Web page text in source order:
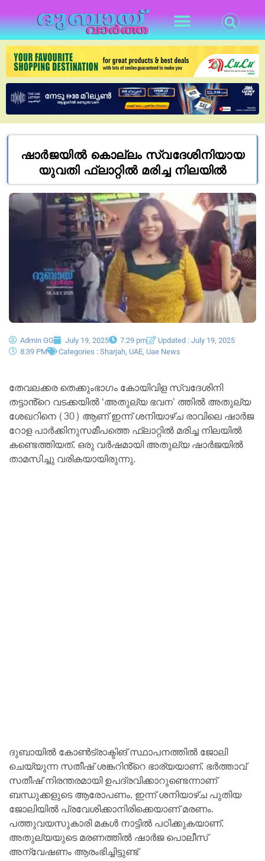
ഷാർജയിൽ കൊല്ലം സ്വദേശിനിയായ
യുവതി ഫ്ലാറ്റിൽ മരിച്ച നിലയിൽ
Admin GG July 19, 2025 7:29 pm
Updated : July 19, 2025
8:39 PM
Categories : Sharjah UAE Uae News
തേവലക്കര തെക്കുംഭാഗം കോയിവിള സ്വദേശിനി
തട്ടാൻ്റെ വടക്കയിൽ ‘അതുല്യ ഭവന’ ത്തിൽ അതുല്യ
ശേഖറിനെ (30) ആണ് ഇന്ന് ശനിയാഴ്‌ച രാവിലെ ഷാർജ
റോള പാർക്കിനുസമീപത്തെ ഫ്ലാറ്റിൽ മരിച്ച നിലയിൽ
കണ്ടെത്തിയത്. ഒരു വർഷമായി അതുല്യ ഷാർജയിൽ
താമസിച്ചു വരികയായിരുന്നു.
ദുബായിൽ കോൺട്രാക്ടിങ് സ്ഥാപനത്തിൽ ജോലി
ചെയ്യുന്ന സതീഷ് ശങ്കറിൻ്റെ ഭാര്യയാണ്. ഭർത്താവ്
സതീഷ് നിരന്തരമായി ഉപദ്രവിക്കാറുണ്ടെന്നാണ്
ബന്ധുക്കളുടെ ആരോപണം. ഇന്ന് ശനിയാഴ്‌ച പുതിയ
ജോലിയിൽ പ്രവേശിക്കാനിരിക്കെയാണ് മരണം.
പത്തുവയസുകാരി മകൾ നാട്ടിൽ പഠിക്കുകയാണ്.
അതുല്യയുടെ മരണത്തിൽ ഷാർജ പൊലീസ്
അന്വേഷണം ആരംഭിച്ചിട്ടുണ്ട്